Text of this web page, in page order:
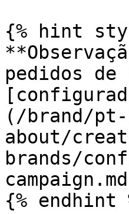
{% hint
pedidos
(/brand/
about/
brands/
{% endhint